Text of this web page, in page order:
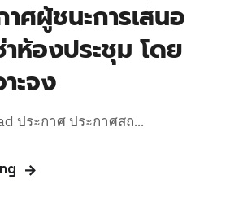
าศผู้ชนะการเสนอ
าห้องประชุม โดย
ะจง
ประกาศ ประกาศสถ...